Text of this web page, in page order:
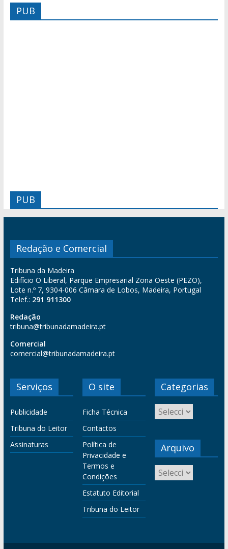
PUB
PUB
Redação e Comercial
Tribuna da Madeira
Edifício O Liberal, Parque Empresarial Zona Oeste (PEZO),
Lote n.º 7, 9304-006 Câmara de Lobos, Madeira, Portugal
Telef.: 291 911300
Redação
tribuna@tribunadamadeira.pt
Comercial
comercial@tribunadamadeira.pt
Serviços
Publicidade
Tribuna do Leitor
Assinaturas
O site
Ficha Técnica
Contactos
Política de
Privacidade e
Termos e
Condições
Estatuto Editorial
Tribuna do Leitor
Categorias
Arquivo